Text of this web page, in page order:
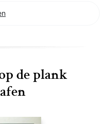
de plank